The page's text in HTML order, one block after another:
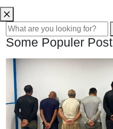
Some Populer Post